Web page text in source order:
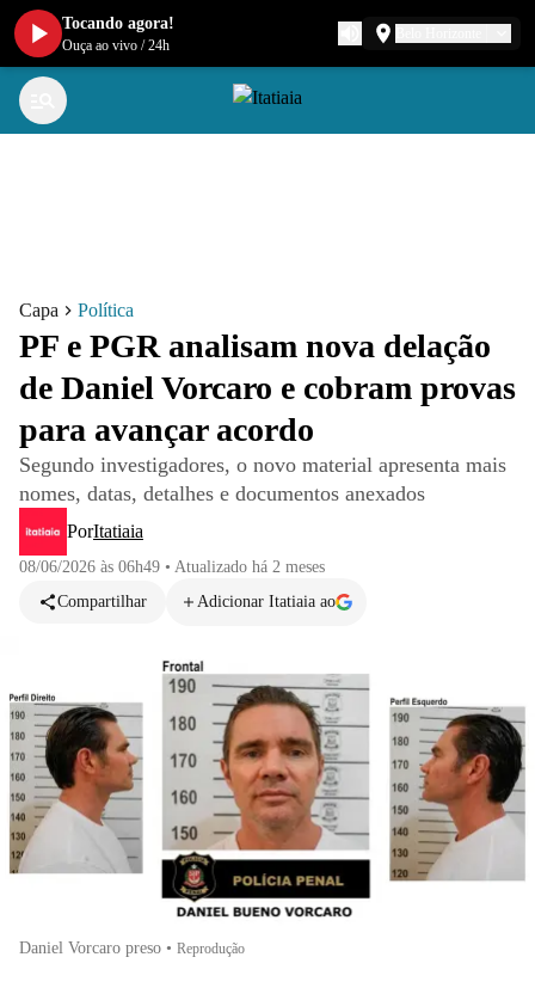
Capa Política
PF e PGR analisam nova delação
de Daniel Vorcaro e cobram provas
para avançar acordo
Segundo investigadores, o novo material apresenta mais
nomes, datas, detalhes e documentos anexados
PorItatiaia
08/06/2026 às 06h49 • Atualizado há 2 meses
Compartilhar
Adicionar Itatiaia ao
Daniel Vorcaro preso • Reprodução
Tocando agora!
Ouça ao vivo /24h